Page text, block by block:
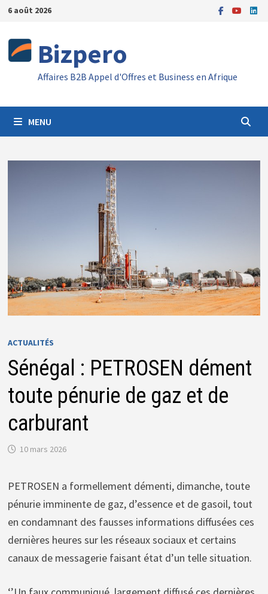
Passer
contenu
6 août 2026
Bizpero
Affaires B2B Appel d'Offres et Business en Afrique
MENU
ACTUALITÉS
Sénégal : PETROSEN dément
toute pénurie de gaz et de
carburant
10 mars 2026
PETROSEN a formellement démenti, dimanche, toute
pénurie imminente de gaz, d’essence et de gasoil, tout
en condamnant des fausses informations diffusées ces
dernières heures sur les réseaux sociaux et certains
canaux de messagerie faisant état d’un telle situation.